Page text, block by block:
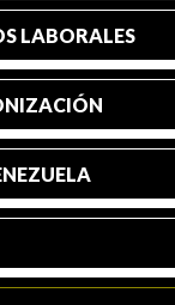
LABORALES